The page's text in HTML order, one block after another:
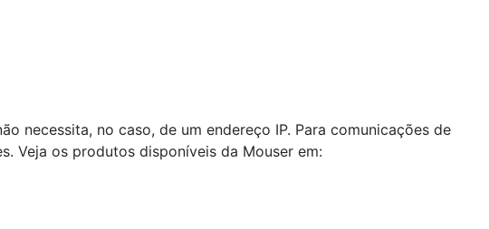
necessita, no caso, de um endereço IP. Para comunicações de
Veja os produtos disponíveis da Mouser em: